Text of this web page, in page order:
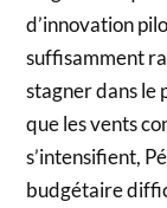
d’innovation
suffisamment
stagner dans le
que les vents
s’intensifient,
budgétaire